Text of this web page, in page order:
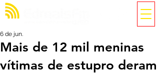
Mais de 12 mil meninas
vítimas de estupro deram
6 de jun.